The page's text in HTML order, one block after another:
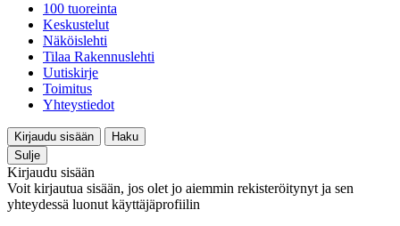
100 tuoreinta
Keskustelut
Näköislehti
Tilaa Rakennuslehti
Uutiskirje
Toimitus
Yhteystiedot
Kirjaudu sisään
Haku
Sulje
Kirjaudu sisään
Voit kirjautua sisään, jos olet jo aiemmin rekisteröitynyt ja sen
yhteydessä luonut käyttäjäprofiilin